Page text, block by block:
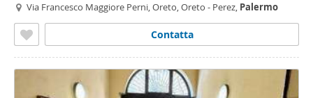
Via Francesco Maggiore Perni, Oreto, Oreto - Perez, Palermo
Contatta